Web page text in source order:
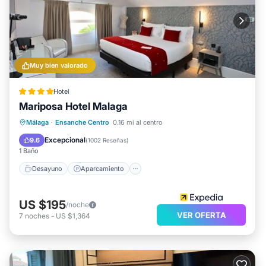
Muy bien valorado
Hotel
Mariposa Hotel Malaga
Málaga · Ensanche Centro 0.16 mi al centro
9.6 Excepcional(1002 Reseñas)
1 Baño
Desayuno Aparcamiento
Desayuno
Aparcamiento
Balcón/Terraza
US $195/noche
7 noches - US $1,364 VER OFERTA